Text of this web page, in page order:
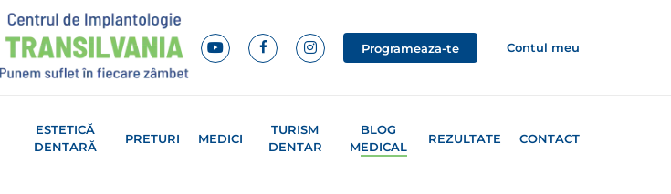
Programeaza-te Contul meu
ESTETICĂ
DENTARĂ
PRETURI MEDICI
TURISM
DENTAR
BLOG
MEDICAL
REZULTATE CONTACT